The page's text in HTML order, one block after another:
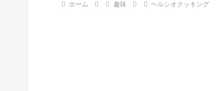
ホーム 趣味 ヘルシオクッキング